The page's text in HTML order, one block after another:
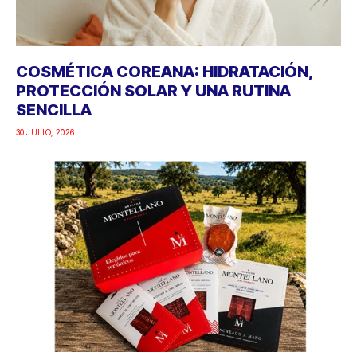
COSMÉTICA COREANA: HIDRATACIÓN,
PROTECCIÓN SOLAR Y UNA RUTINA
SENCILLA
30 JULIO, 2026